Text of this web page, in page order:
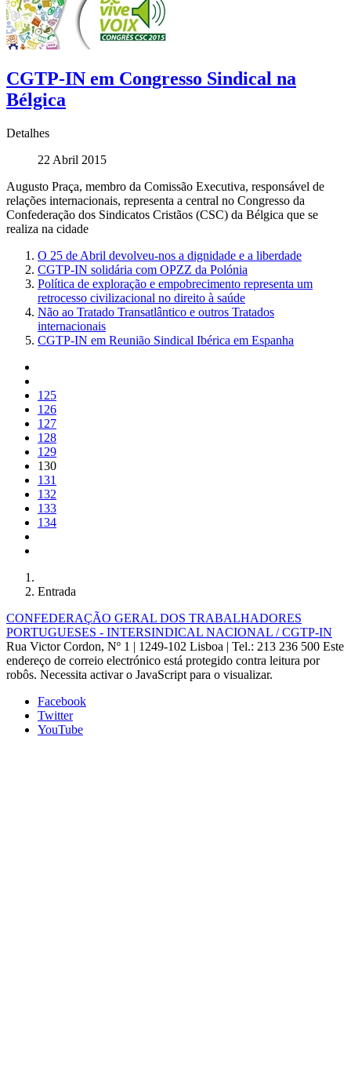
CGTP-IN em Congresso Sindical na
Bélgica
Detalhes
22 Abril 2015
Augusto Praça, membro da Comissão Executiva, responsável de
relações internacionais, representa a central no Congresso da
Confederação dos Sindicatos Cristãos (CSC) da Bélgica que se
realiza na cidade
O 25 de Abril devolveu-nos a dignidade e a liberdade
CGTP-IN solidária com OPZZ da Polónia
Política de exploração e empobrecimento representa um
retrocesso civilizacional no direito à saúde
Não ao Tratado Transatlântico e outros Tratados
internacionais
CGTP-IN em Reunião Sindical Ibérica em Espanha
125
126
127
128
129
130
131
132
133
134
Entrada
CONFEDERAÇÃO GERAL DOS TRABALHADORES
PORTUGUESES - INTERSINDICAL NACIONAL / CGTP-IN
Rua Victor Cordon, Nº 1 | 1249-102 Lisboa | Tel.: 213 236 500 Este
endereço de correio electrónico está protegido contra leitura por
robôs. Necessita activar o JavaScript para o visualizar.
Facebook
Twitter
YouTube